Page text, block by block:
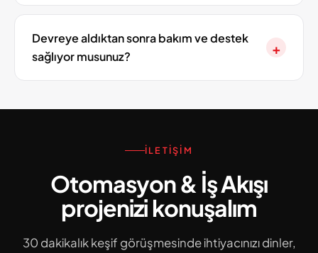
Devreye aldıktan sonra bakım ve destek
sağlıyor musunuz?
+
İLETIŞIM
Otomasyon & İş Akışı
projenizi konuşalım
30 dakikalık keşif görüşmesinde ihtiyacınızı dinler,